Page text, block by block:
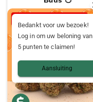
Bedankt voor uw bezoek!
Log in om uw beloning van
5 punten te claimen!
Aansluiting